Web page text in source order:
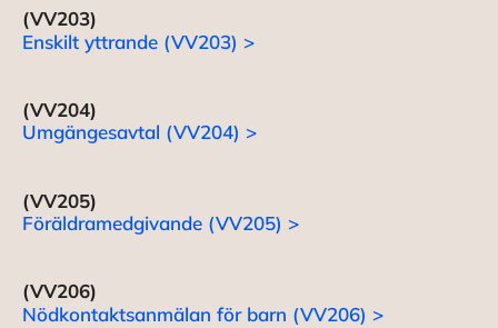
(VV203)
Enskilt yttrande (VV203) >
(VV204)
Umgängesavtal (VV204) >
(VV205)
Föräldramedgivande (VV205) >
(VV206)
Nödkontaktsanmälan för barn (VV206) >